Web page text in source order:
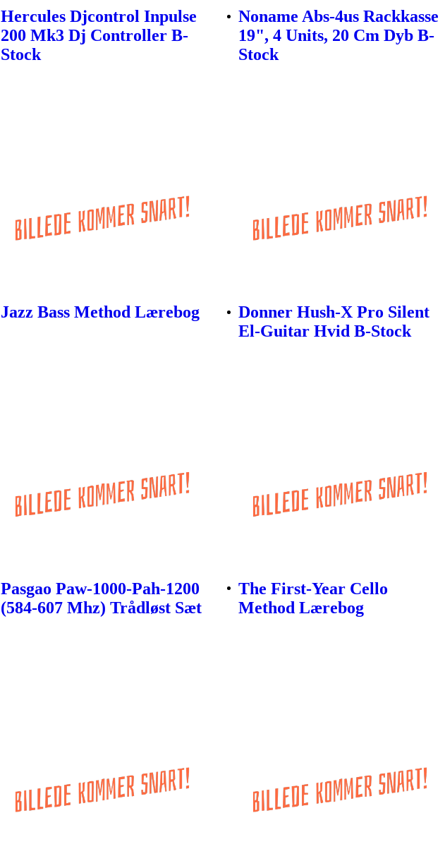
Hercules Djcontrol Inpulse
200 Mk3 Dj Controller B-
Stock
Noname Abs-4us Rackkasse
19", 4 Units, 20 Cm Dyb B-
Stock
Jazz Bass Method Lærebog
Donner Hush-X Pro Silent
El-Guitar Hvid B-Stock
Pasgao Paw-1000-Pah-1200
(584-607 Mhz) Trådløst Sæt
The First-Year Cello
Method Lærebog